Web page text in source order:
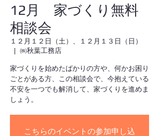
12月 家づくり無料
相談会
１２月１２日（土）、１２月１３日（日）
  |
㈱秋葉工務店
家づくりを始めたばかりの方や、何かお困り
ごとがある方、この相談会で、今抱えている
不安を一つでも解消して、家づくりを進めま
しょう。
こちらのイベントの参加申し込